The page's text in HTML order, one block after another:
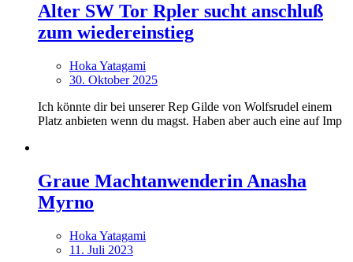
Alter SW Tor Rpler sucht anschluß
zum wiedereinstieg
Hoka Yatagami
30. Oktober 2025
Ich könnte dir bei unserer Rep Gilde von Wolfsrudel einem
Platz anbieten wenn du magst. Haben aber auch eine auf Imp
Graue Machtanwenderin Anasha
Myrno
Hoka Yatagami
11. Juli 2023